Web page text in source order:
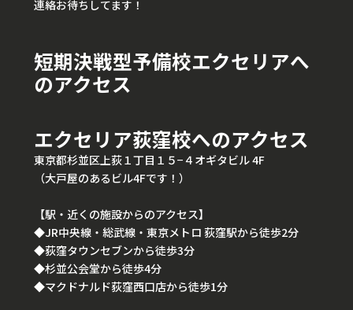
連絡お待ちしてます！
短期決戦型予備校エクセリアへ
のアクセス
エクセリア荻窪校へのアクセス
東京都杉並区上荻１丁目１５−４オギタビル 4F
（大戸屋のあるビル4Fです！）
【駅・近くの施設からのアクセス】
◆JR中央線・総武線・東京メトロ 荻窪駅から徒歩2分
◆荻窪タウンセブンから徒歩3分
◆杉並公会堂から徒歩4分
◆マクドナルド荻窪西口店から徒歩1分